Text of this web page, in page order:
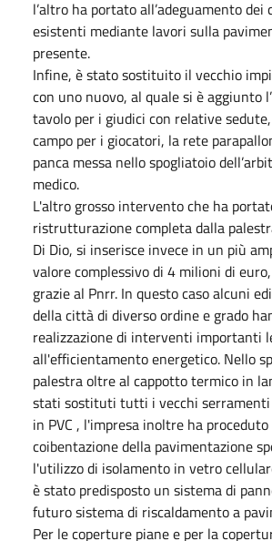
l’altro ha portato all’adeguamento dei
esistenti mediante lavori sulla
presente.
Infine, è stato sostituito il vecchio
con uno nuovo, al quale si è aggiunto
tavolo per i giudici con relative
campo per i giocatori, la rete
panca messa nello spogliatoio
medico.
L'altro grosso intervento che ha
ristrutturazione completa dalla
Di Dio, si inserisce invece in un più
valore complessivo di 4 milioni di
grazie al Pnrr. In questo caso alcuni
della città di diverso ordine e grado
realizzazione di interventi importanti
all'efficientamento energetico. Nello
palestra oltre al cappotto termico in
stati sostituti tutti i vecchi
in PVC , l'impresa inoltre ha
coibentazione della pavimentazione
l'utilizzo di isolamento in vetro
è stato predisposto un sistema di
futuro sistema di riscaldamento a
Per le coperture piane e per la